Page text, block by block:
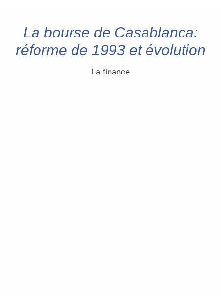
La bourse de Casablanca:
réforme de 1993 et évolution
La finance